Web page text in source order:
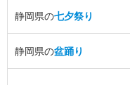
静岡県の七夕祭り
静岡県の盆踊り